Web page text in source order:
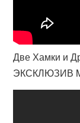
Две Хамки и
ЭКСКЛЮЗИВ